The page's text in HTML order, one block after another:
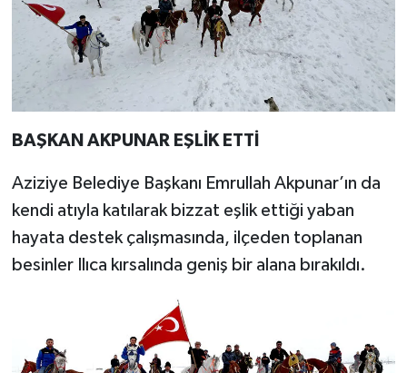
BAŞKAN AKPUNAR EŞLİK ETTİ
Aziziye Belediye Başkanı Emrullah Akpunar’ın da
kendi atıyla katılarak bizzat eşlik ettiği yaban
hayata destek çalışmasında, ilçeden toplanan
besinler Ilıca kırsalında geniş bir alana bırakıldı.